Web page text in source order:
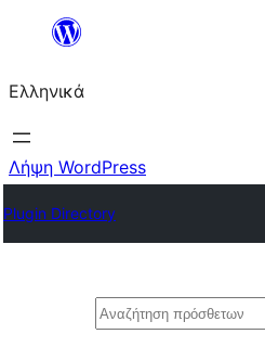
Μετάβαση
περιεχόμενο
Ελληνικά
Λήψη WordPress
Plugin Directory
Αναζήτηση